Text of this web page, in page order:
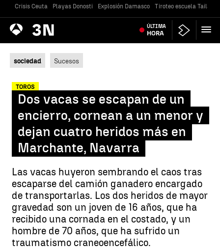
Crisis Ceuta Playas Donosti Explosión Damasco Tiroteo escuela
Antena
3 Noticias ÚLTIMA
HORA
sociedad Sucesos
TOROS
Dos vacas se escapan de un
encierro, cornean a un menor y
dejan cuatro heridos más en
Marchante, Navarra
Las vacas huyeron sembrando el caos tras
escaparse del camión ganadero encargado
de transportarlas. Los dos heridos de mayor
gravedad son un joven de 16 años, que ha
recibido una cornada en el costado, y un
hombre de 70 años, que ha sufrido un
traumatismo craneoencefálico.